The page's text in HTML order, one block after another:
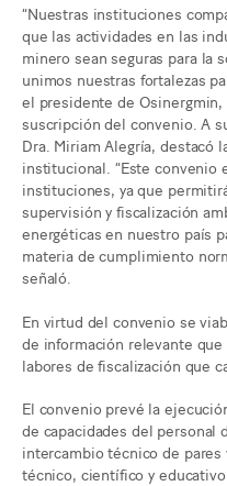
“Nuestras instituciones
que las actividades en las
minero sean seguras para la
unimos nuestras fortalezas
el presidente de Osinergmin,
suscripción del convenio. A
Dra. Miriam Alegría, destacó
institucional. “Este convenio
instituciones, ya que
supervisión y fiscalización
energéticas en nuestro país
materia de cumplimiento
señaló.
En virtud del convenio se
de información relevante
labores de fiscalización que
El convenio prevé la
de capacidades del personal
intercambio técnico de
técnico, científico y educativo.